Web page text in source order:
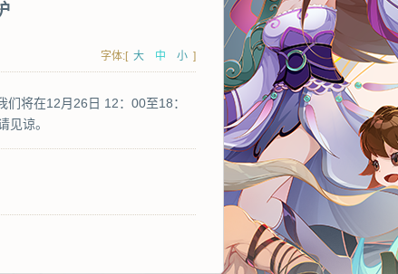
字体:[ 大 中 小 ]
将在12月26日 12：00至18：
见谅。